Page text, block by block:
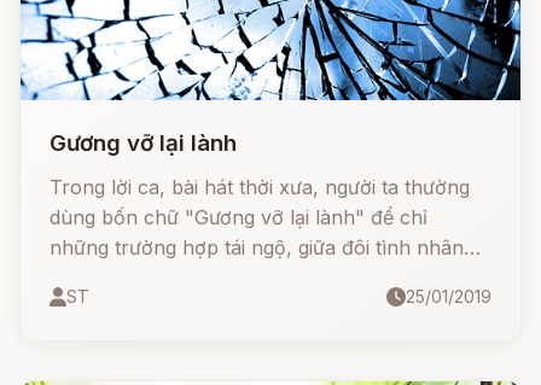
Gương vỡ lại lành
Trong lời ca, bài hát thời xưa, người ta thường
dùng bốn chữ "Gương vỡ lại lành" để chỉ
những trường hợp tái ngộ, giữa đôi tình nhân
ST 25/01/2019